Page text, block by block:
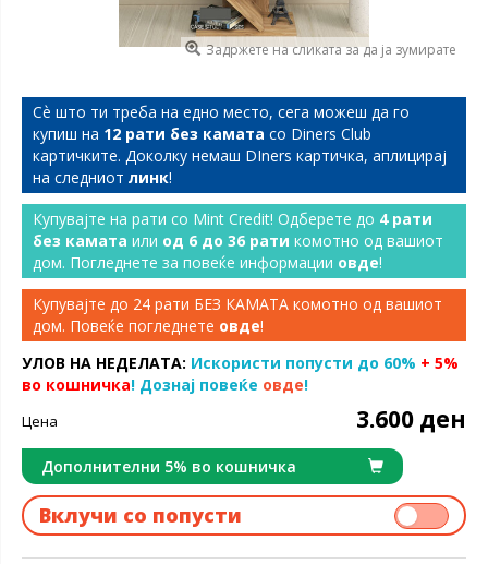
Задржете на сликата за да ја зумирате
Сѐ што ти треба на едно место, сега можеш да го
купиш на 12 рати без камата со Diners Club
картичките. Доколку немаш DIners картичка, аплицирај
на следниот линк!
Купувајте на рати со Mint Credit! Одберете до 4 рати
без камата или од 6 до 36 рати комотно од вашиот
дом. Погледнете за повеќе информации овде!
Купувајте до 24 рати БЕЗ КАМАТА комотно од вашиот
дом. Повеќе погледнете овде!
УЛОВ НА НЕДЕЛАТА: Искористи попусти до 60% + 5%
во кошничка! Дознај повеќе овде!
Цена 3.600 ден
Дополнителни 5% во кошничка
Вклучи со попусти